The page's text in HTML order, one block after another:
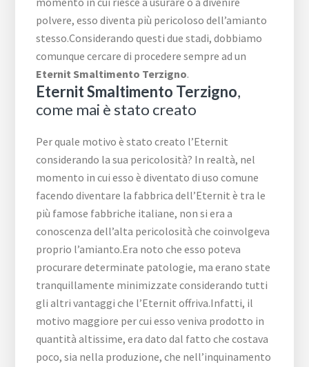
polvere, esso diventa più pericoloso dell’amianto
stesso.Considerando questi due stadi, dobbiamo
comunque cercare di procedere sempre ad un
Eternit Smaltimento Terzigno.
Eternit Smaltimento Terzigno,
come mai è stato creato
Per quale motivo è stato creato l’Eternit
considerando la sua pericolosità? In realtà, nel
momento in cui esso è diventato di uso comune
facendo diventare la fabbrica dell’Eternit è tra le
più famose fabbriche italiane, non si era a
conoscenza dell’alta pericolosità che coinvolgeva
proprio l’amianto.Era noto che esso poteva
procurare determinate patologie, ma erano state
tranquillamente minimizzate considerando tutti
gli altri vantaggi che l’Eternit offriva.Infatti, il
motivo maggiore per cui esso veniva prodotto in
quantità altissime, era dato dal fatto che costava
poco, sia nella produzione, che nell’inquinamento